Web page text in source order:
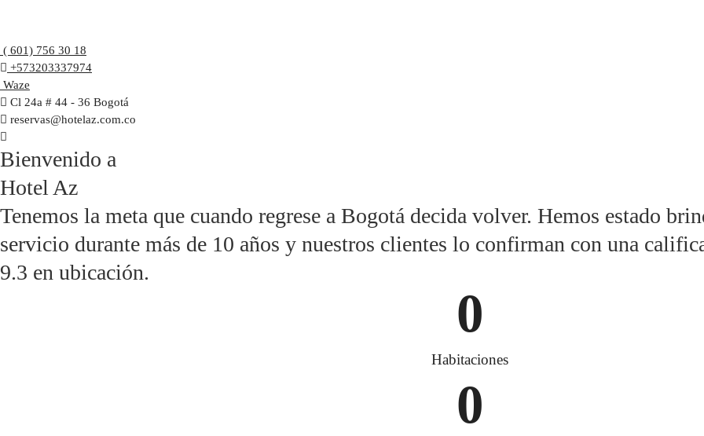
( 601) 756 30 18
+573203337974
Waze
Cl 24a # 44 - 36 Bogotá
reservas@hotelaz.com.co
Bienvenido a
Hotel Az
Tenemos la meta que cuando regrese a Bogotá decida volver. Hemos estado
servicio durante más de 10 años y nuestros clientes lo confirman con una
9.3 en ubicación.
Habitaciones
0
0